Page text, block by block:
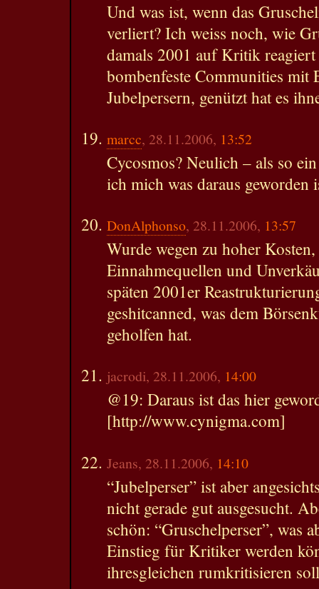
Und was ist, wenn das
verliert? Ich weiss noch, wie
damals 2001 auf Kritik reagiert
bombenfeste Communities mit
Jubelpersern, genützt hat es
marcc, 28.11.2006, 13:52
Cycosmos? Neulich – als so
ich mich was daraus geworden
DonAlphonso, 28.11.2006, 13:57
Wurde wegen zu hoher
Einnahmequellen und
späten 2001er
geshitcanned, was dem
geholfen hat.
jacrodi, 28.11.2006, 14:00
@19: Daraus ist das hier
[http://www.cynigma.com]
Jeans, 28.11.2006, 14:10
“Jubelperser” ist aber
nicht gerade gut ausgesucht.
schön: “Gruschelperser”, was
Einstieg für Kritiker werden
ihresgleichen rumkritisieren